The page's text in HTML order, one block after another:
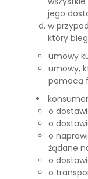
jego
w
który
umowy
umowy,
pomocą
o
o
o
żądane
o
o